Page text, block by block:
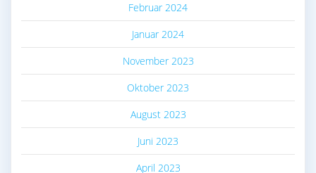
Februar 2024
Januar 2024
November 2023
Oktober 2023
August 2023
Juni 2023
April 2023